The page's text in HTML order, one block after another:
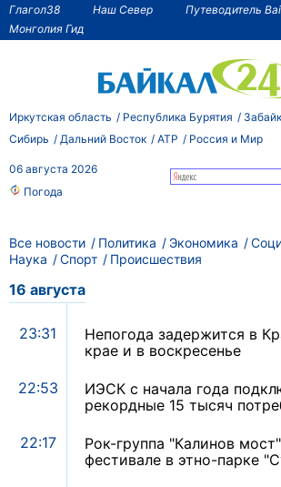
Глагол38 Наш Север
Путеводитель
Монголия Гид
Иркутская область Республика Бурятия
Сибирь
Дальний Восток АТР Россия и Мир
06 августа 2026
Погода
Все новости Политика Экономика
Наука
Спорт Происшествия
16 августа
23:31
Непогода задержится в
крае и в воскресенье
22:53
ИЭСК с начала года
рекордные 15 тысяч
22:17
Рок-группа "Калинов
фестивале в этно-парке